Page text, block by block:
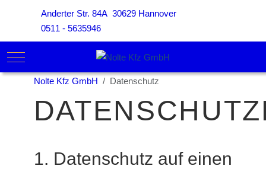
Anderter Str. 84A 30629 Hannover
0511 - 5635946
Mobile Menu Toggle
Nolte Kfz GmbH Datenschutz
1. Datenschutz auf einen